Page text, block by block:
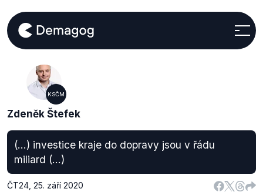
KSČM
Zdeněk Štefek
(...) investice kraje do dopravy jsou v řádu
miliard (...)
ČT24 25. září 2020